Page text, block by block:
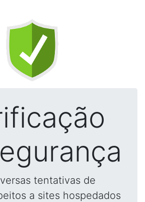
tentativas de
a sites hospedados